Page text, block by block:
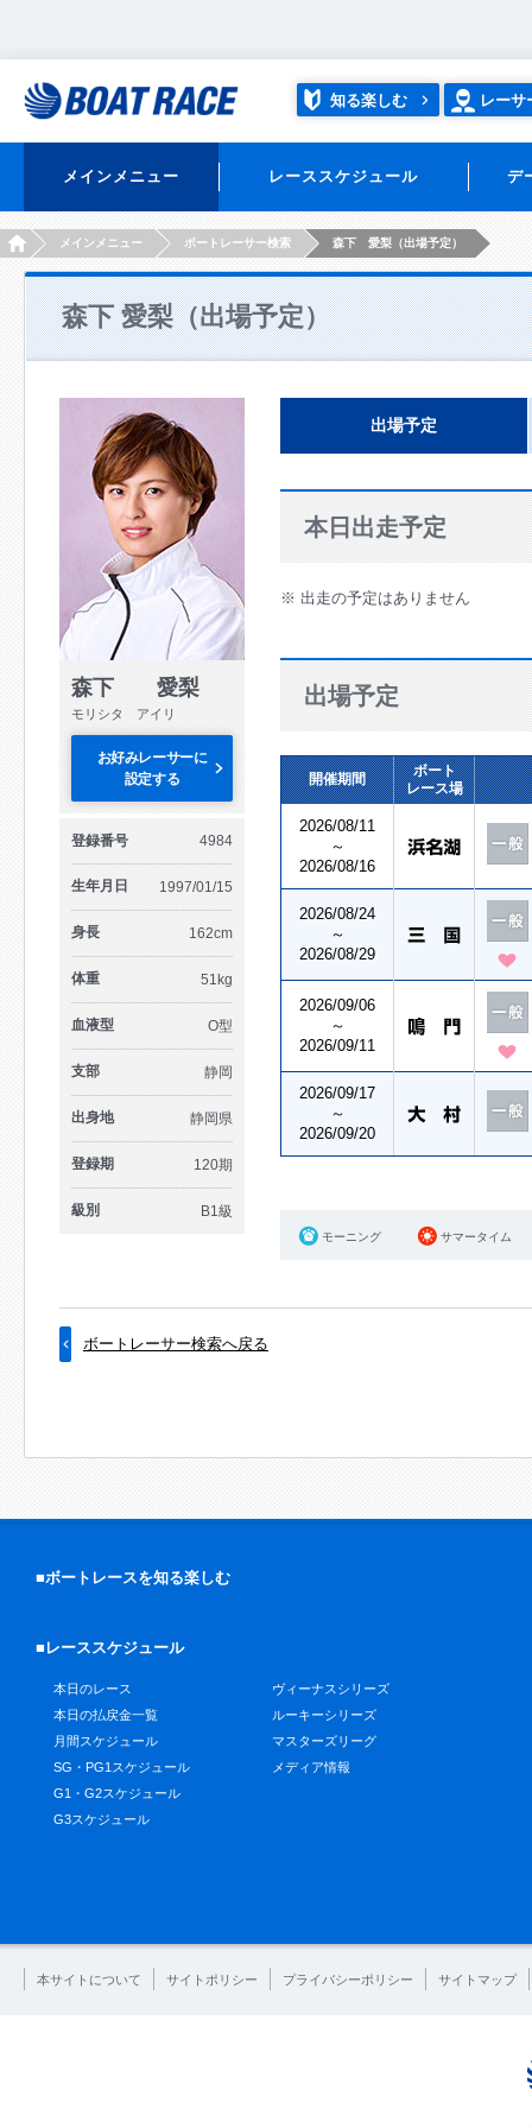
知る楽しむ レーサ
メインメニュー レーススケジュール デ
HOMEメインメニュー ボートレーサー検索 森下 愛梨（出場予定）
森下 愛梨（出場予定）
森下 愛梨
モリシタ アイリ
お好みレーサーに
設定する
登録番号 4984
生年月日 1997/01/15
身長 162cm
体重 51kg
血液型 O型
支部 静岡
出身地 静岡県
登録期 120期
級別 B1級
出場予定
本日出走予定
※ 出走の予定はありません
出場予定
開催期間
ボート
レース場
2026/08/11
～
2026/08/16
2026/08/24
～
2026/08/29
2026/09/06
～
2026/09/11
2026/09/17
～
2026/09/20
モーニング サマータイム
ボートレーサー検索へ戻る
■ボートレースを知る楽しむ
■レーススケジュール
本日のレース
本日の払戻金一覧
月間スケジュール
SG・PG1スケジュール
G1・G2スケジュール
G3スケジュール
ヴィーナスシリーズ
ルーキーシリーズ
マスターズリーグ
メディア情報
本サイトについて サイトポリシー プライバシーポリシー サイトマップ